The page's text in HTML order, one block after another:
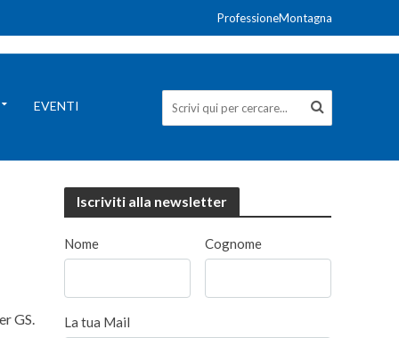
ProfessioneMontagna
EVENTI
GS.
Iscriviti alla newsletter
Nome Cognome
La tua Mail